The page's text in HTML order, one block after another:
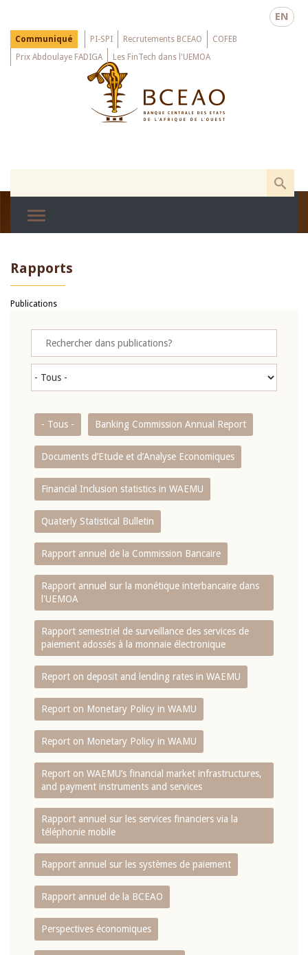
main
EN
Menu
Top
Communiqué PI-SPI Recrutements BCEAO
COFEB
Prix Abdoulaye FADIGA
Les FinTech dans l'UEMOA
Rapports
Publications
- Tous - Banking Commission Annual Report
Documents d’Etude et d’Analyse Economiques
Financial Inclusion statistics in WAEMU
Quaterly Statistical Bulletin
Rapport annuel de la Commission Bancaire
Rapport annuel sur la monétique interbancaire dans
l'UEMOA
Rapport semestriel de surveillance des services de
paiement adossés à la monnaie électronique
Report on deposit and lending rates in WAEMU
Report on Monetary Policy in WAMU
Report on Monetary Policy in WAMU
Report on WAEMU’s financial market infrastructures,
and payment instruments and services
Rapport annuel sur les services financiers via la
téléphonie mobile
Rapport annuel sur les systèmes de paiement
Rapport annuel de la BCEAO
Perspectives économiques